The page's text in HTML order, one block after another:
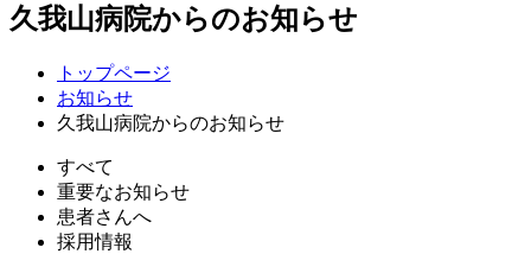
久我山病院からのお知らせ
トップページ
お知らせ
久我山病院からのお知らせ
すべて
重要なお知らせ
患者さんへ
採用情報